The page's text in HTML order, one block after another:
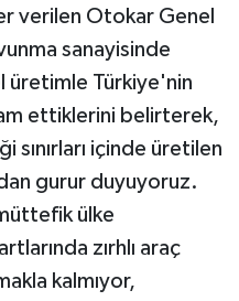
verilen Otokar Genel
sanayisinde
üretimle Türkiye'nin
ettiklerini belirterek,
sınırları içinde üretilen
gurur duyuyoruz.
ülke
zırhlı araç
kalmıyor,